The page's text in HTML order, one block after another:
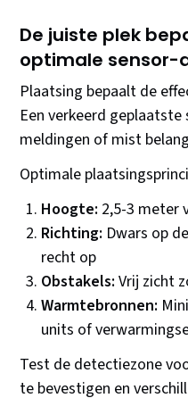
De juiste plek
optimale sensor-
Plaatsing bepaalt de
Een verkeerd
meldingen of mist
Optimale
Hoogte: 2,5-3 meter
Richting: Dwars op
recht op
Obstakels: Vrij zicht
Warmtebronnen:
units of
Test de detectiezone
te bevestigen en